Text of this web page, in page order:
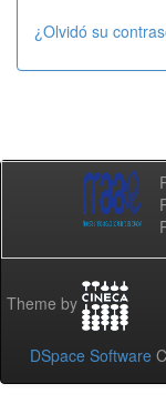
¿Olvidó su
Theme by
DSpace Software